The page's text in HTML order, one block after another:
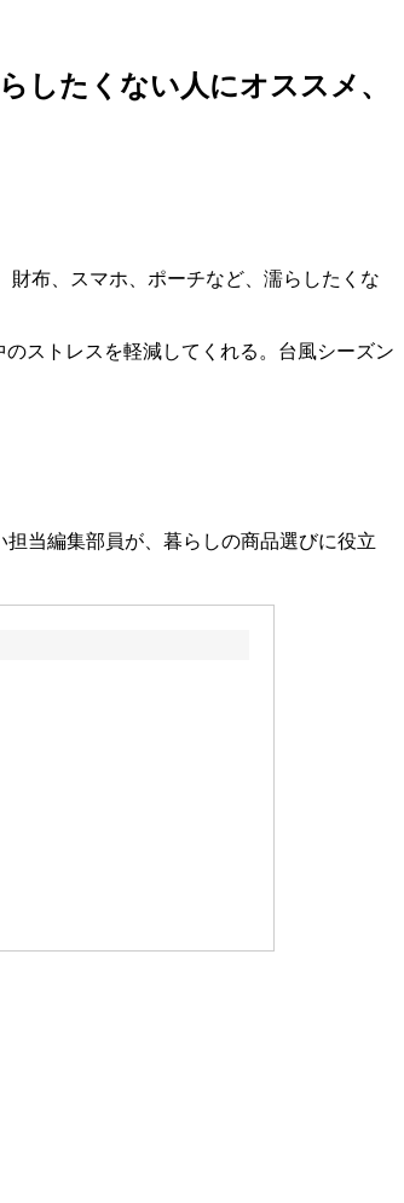
したくない人にオススメ、
布、スマホ、ポーチなど、濡らしたくな
ストレスを軽減してくれる。台風シーズン
当編集部員が、暮らしの商品選びに役立